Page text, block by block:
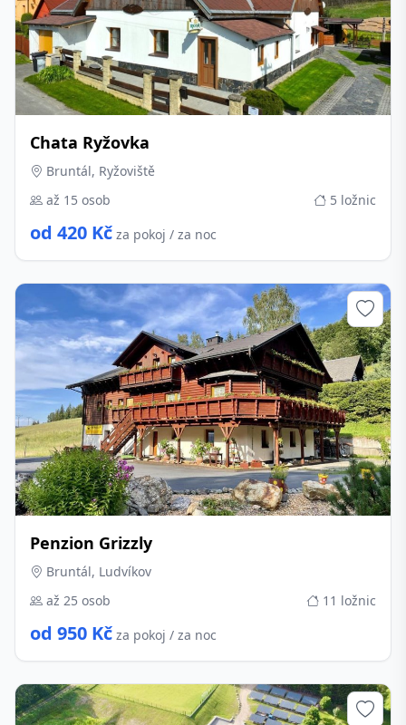
Chata Ryžovka
Bruntál, Ryžoviště
až 15 osob
5 ložnic
od 420 Kč za pokoj / za noc
Penzion Grizzly
Bruntál, Ludvíkov
až 25 osob
11 ložnic
od 950 Kč za pokoj / za noc